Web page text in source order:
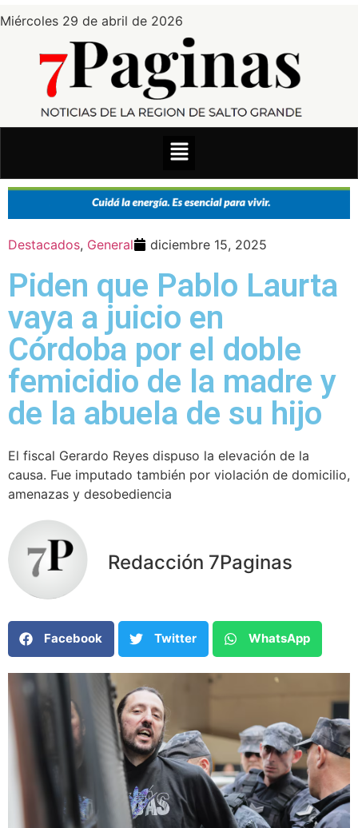
Miércoles 29 de abril de 2026
Destacados, General diciembre 15, 2025
Piden que Pablo Laurta
vaya a juicio en
Córdoba por el doble
femicidio de la madre y
de la abuela de su hijo
El fiscal Gerardo Reyes dispuso la elevación de la
causa. Fue imputado también por violación de domicilio,
amenazas y desobediencia
Redacción 7Paginas
Facebook Twitter WhatsApp